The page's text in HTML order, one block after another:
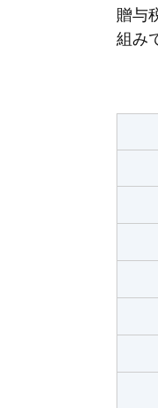
贈与
組み